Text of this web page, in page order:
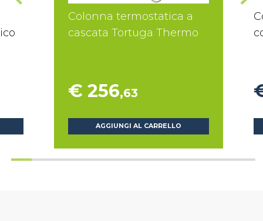
Colonna termostatica a
cascata Tortuga Thermo
€ 256,63
AGGIUNGI AL CARRELLO